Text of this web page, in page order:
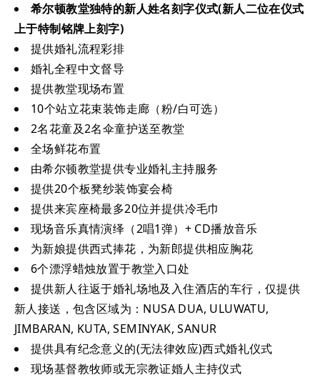
希尔顿教堂独特的新人姓名刻字仪式(新人二位在仪式
上于特制铭牌上刻字)
提供婚礼流程彩排
婚礼全程中文督导
提供教堂现场布置
10个站立花束装饰走廊（粉/白可选）
2名花童及2名伞童护送至教堂
全场鲜花布置
由希尔顿教堂提供专业婚礼主持服务
提供20个板凳纱装饰宴会椅
提供来宾座椅最多20位并提供冷毛巾
现场音乐真情演绎（2唱1弹）+ CD播放音乐
为新娘提供西式捧花，为新郎提供相应胸花
6个漂浮蜡烛放置于教堂入口处
提供新人往返于婚礼场地及入住酒店的车行，仅提供
新人接送，包含区域为：NUSA DUA, ULUWATU,
JIMBARAN, KUTA, SEMINYAK, SANUR
提供具有纪念意义的(无法律效应)西式婚礼仪式
现场基督教牧师或无宗教证婚人主持仪式